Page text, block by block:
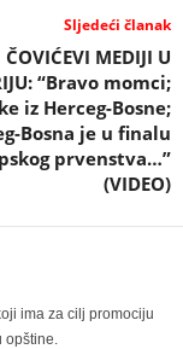
Sljedeći članak
ČOVIĆEVI MEDIJI U
“Bravo momci;
iz Herceg-Bosne;
Bosna je u finalu
prvenstva…”
(VIDEO)
ima za cilj promociju
opštine.